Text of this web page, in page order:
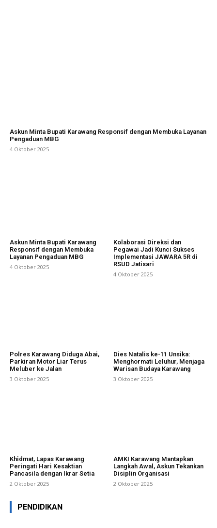
Askun Minta Bupati Karawang Responsif dengan Membuka Layanan
Pengaduan MBG
4 Oktober 2025
Askun Minta Bupati Karawang
Responsif dengan Membuka
Layanan Pengaduan MBG
4 Oktober 2025
Kolaborasi Direksi dan
Pegawai Jadi Kunci Sukses
Implementasi JAWARA 5R di
RSUD Jatisari
4 Oktober 2025
Polres Karawang Diduga Abai,
Parkiran Motor Liar Terus
Meluber ke Jalan
3 Oktober 2025
Dies Natalis ke-11 Unsika:
Menghormati Leluhur, Menjaga
Warisan Budaya Karawang
3 Oktober 2025
Khidmat, Lapas Karawang
Peringati Hari Kesaktian
Pancasila dengan Ikrar Setia
2 Oktober 2025
AMKI Karawang Mantapkan
Langkah Awal, Askun Tekankan
Disiplin Organisasi
2 Oktober 2025
PENDIDIKAN